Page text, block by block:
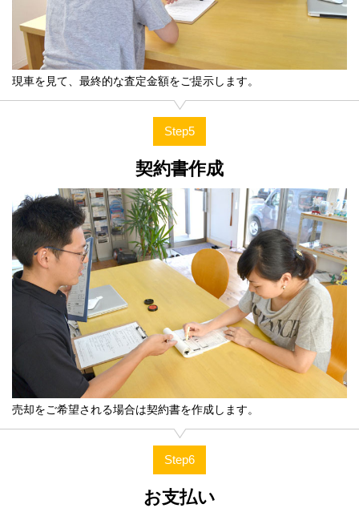
現車を見て、最終的な査定金額をご提示します。
Step5
契約書作成
売却をご希望される場合は契約書を作成します。
Step6
お支払い